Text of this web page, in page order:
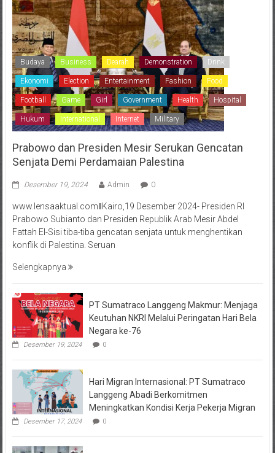
Budaya Business Dearah Demonstration Drink
Ekonomi Election Entertainment Fashion Food
Football Game Girl Government Health Hospital
Hukum International Internet Military
Prabowo dan Presiden Mesir Serukan Gencatan
Senjata Demi Perdamaian Palestina
Desember 19, 2024 Admin 0
www.lensaaktual.comǁKairo,19 Desember 2024- Presiden RI
Prabowo Subianto dan Presiden Republik Arab Mesir Abdel
Fattah El-Sisi tiba-tiba gencatan senjata untuk menghentikan
konflik di Palestina. Seruan
Selengkapnya
PT Sumatraco Langgeng Makmur: Menjaga
Keutuhan NKRI Melalui Peringatan Hari Bela
Negara ke-76
Desember 19, 2024 0
Hari Migran Internasional: PT Sumatraco
Langgeng Abadi Berkomitmen
Meningkatkan Kondisi Kerja Pekerja Migran
Desember 17, 2024 0